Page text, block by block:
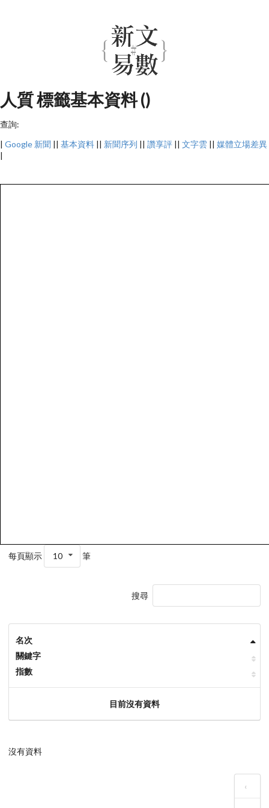
人質 標籤基本資料 ()
查詢:
| Google 新聞 || 基本資料 || 新聞序列 || 讚享評 || 文字雲 || 媒體立場差異
|
每頁顯示 10 筆
搜尋
名次
關鍵字
指數
目前沒有資料
沒有資料
‹